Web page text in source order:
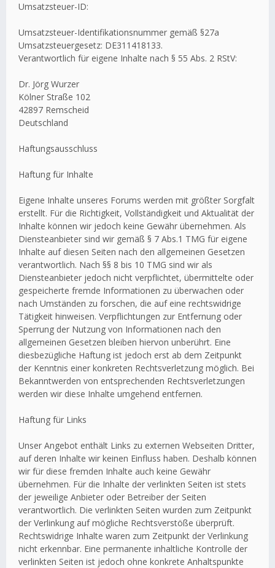
Umsatzsteuer-ID:
Umsatzsteuer-Identifikationsnummer gemäß §27a
Umsatzsteuergesetz: DE311418133.
Verantwortlich für eigene Inhalte nach § 55 Abs. 2 RStV:
Dr. Jörg Wurzer
Kölner Straße 102
42897 Remscheid
Deutschland
Haftungsausschluss
Haftung für Inhalte
Eigene Inhalte unseres Forums werden mit größter Sorgfalt
erstellt. Für die Richtigkeit, Vollständigkeit und Aktualität der
Inhalte können wir jedoch keine Gewähr übernehmen. Als
Diensteanbieter sind wir gemäß § 7 Abs.1 TMG für eigene
Inhalte auf diesen Seiten nach den allgemeinen Gesetzen
verantwortlich. Nach §§ 8 bis 10 TMG sind wir als
Diensteanbieter jedoch nicht verpflichtet, übermittelte oder
gespeicherte fremde Informationen zu überwachen oder
nach Umständen zu forschen, die auf eine rechtswidrige
Tätigkeit hinweisen. Verpflichtungen zur Entfernung oder
Sperrung der Nutzung von Informationen nach den
allgemeinen Gesetzen bleiben hiervon unberührt. Eine
diesbezügliche Haftung ist jedoch erst ab dem Zeitpunkt
der Kenntnis einer konkreten Rechtsverletzung möglich. Bei
Bekanntwerden von entsprechenden Rechtsverletzungen
werden wir diese Inhalte umgehend entfernen.
Haftung für Links
Unser Angebot enthält Links zu externen Webseiten Dritter,
auf deren Inhalte wir keinen Einfluss haben. Deshalb können
wir für diese fremden Inhalte auch keine Gewähr
übernehmen. Für die Inhalte der verlinkten Seiten ist stets
der jeweilige Anbieter oder Betreiber der Seiten
verantwortlich. Die verlinkten Seiten wurden zum Zeitpunkt
der Verlinkung auf mögliche Rechtsverstöße überprüft.
Rechtswidrige Inhalte waren zum Zeitpunkt der Verlinkung
nicht erkennbar. Eine permanente inhaltliche Kontrolle der
verlinkten Seiten ist jedoch ohne konkrete Anhaltspunkte